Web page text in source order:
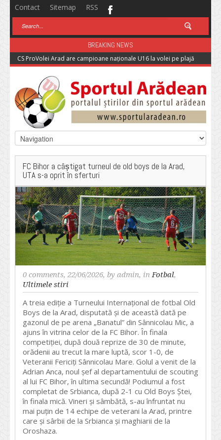
Contact Sitemap RSS
BREAKING NEWS
CS ProVolei Arad are campioane naționale U16 la volei pe plajă
FC Bihor a câștigat turneul de old boys de la Arad,
UTA s-a oprit în sferturi
0 comments, 22/06/2026, by admin, inFotbal,
Ultimele stiri
A treia ediție a Turneului Internațional de fotbal Old
Boys de la Arad, disputată și de această dată pe
gazonul de pe arena „Banatul” din Sânnicolau Mic, a
ajuns în vitrina celor de la FC Bihor. În finala
competiției, după două reprize de 30 de minute,
orădenii au trecut la mare luptă, scor 1-0, de
Veteranii Fericiți Sânnicolau Mare. Golul a venit de la
Adrian Anca, noul șef al departamentului de scouting
al lui FC Bihor, în ultima secundă! Podiumul a fost
completat de Srbianca, după 2-1 cu Old Boys Ștei,
în finala mică. Vineri și sâmbătă, s-au înfruntat nu
mai puțin de 14 echipe de veterani la Arad, printre
care și sârbii de la Srbianca și maghiarii de la
Oroshaza.